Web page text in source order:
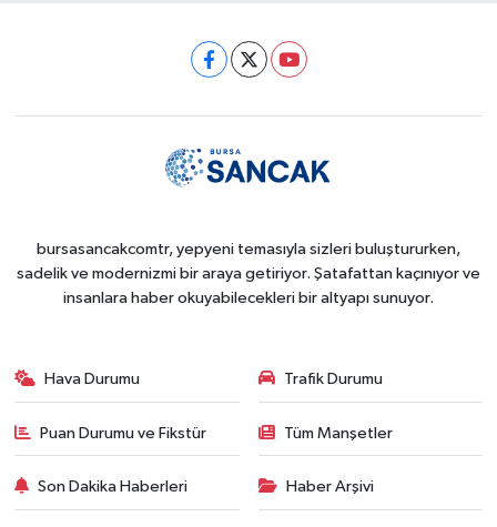
bursasancakcomtr, yepyeni temasıyla sizleri buluştururken,
sadelik ve modernizmi bir araya getiriyor. Şatafattan kaçınıyor ve
insanlara haber okuyabilecekleri bir altyapı sunuyor.
Hava Durumu Trafik Durumu
Puan Durumu ve Fikstür Tüm Manşetler
Son Dakika Haberleri Haber Arşivi